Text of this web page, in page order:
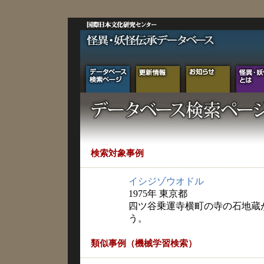
検索対象事例
イシジゾウオドル
1975年 東京都
四ツ谷乗運寺横町の寺の石地
う。
類似事例（機械学習検索）